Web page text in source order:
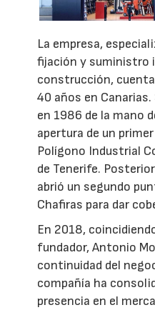
La empresa,
fijación y suministro
construcción,
40 años en
en 1986 de la mano
apertura de un
Polígono Industrial
de Tenerife.
abrió un segundo
Chafiras para dar
En 2018,
fundador, Antonio
continuidad del
compañía ha
presencia en el